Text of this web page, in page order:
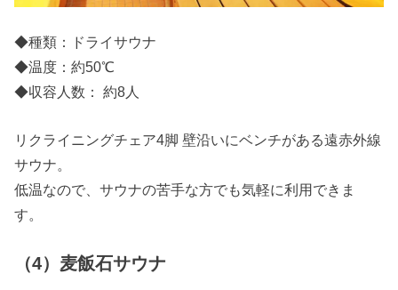
◆種類：ドライサウナ
◆温度：約50℃
◆収容人数： 約8人
リクライニングチェア4脚 壁沿いにベンチがある遠赤外線
サウナ。
低温なので、サウナの苦手な方でも気軽に利用できま
す。
（4）麦飯石サウナ